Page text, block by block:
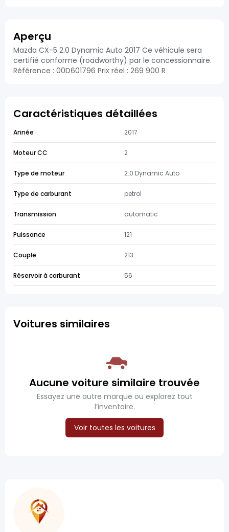
Aperçu
Mazda CX-5 2.0 Dynamic Auto 2017 Ce véhicule sera
certifié conforme (roadworthy) par le concessionnaire.
Référence : 00D601796 Prix réel : 269 900 R
Caractéristiques détaillées
Année 2017
Moteur CC 2
Type de moteur 2.0 Dynamic Auto
Type de carburant petrol
Transmission automatic
Puissance 121
Couple 213
Réservoir à carburant 56
Voitures similaires
Aucune voiture similaire trouvée
Essayez une autre marque ou explorez tout
l’inventaire.
Voir toutes les voitures